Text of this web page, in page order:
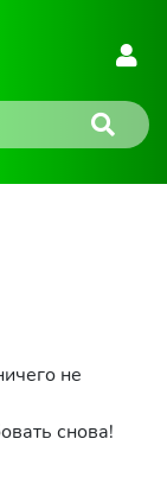
не
снова!